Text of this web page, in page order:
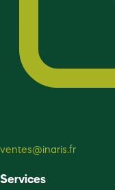
ventes@inaris.fr
Services